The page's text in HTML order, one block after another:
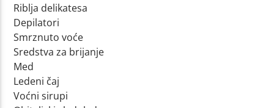
Riblja delikatesa
Depilatori
Smrznuto voće
Sredstva za brijanje
Med
Ledeni čaj
Voćni sirupi